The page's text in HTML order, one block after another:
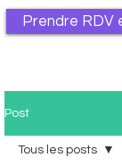
Prendre RDV
Post
Tous les posts